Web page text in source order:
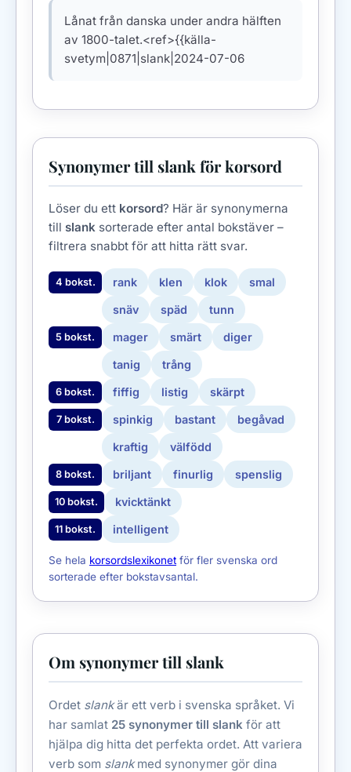
Lånat från danska under andra hälften
av 1800-talet.<ref>{{källa-
svetym|0871|slank|2024-07-06
Synonymer till slank för korsord
Löser du ett korsord? Här är synonymerna
till slank sorterade efter antal bokstäver –
filtrera snabbt för att hitta rätt svar.
4 bokst. rank klen klok smal
snäv späd tunn
5 bokst. mager smärt diger
tanig trång
6 bokst. fiffig listig skärpt
7 bokst. spinkig bastant begåvad
kraftig välfödd
8 bokst. briljant finurlig spenslig
10 bokst. kvicktänkt
11 bokst. intelligent
Se hela korsordslexikonet för fler svenska ord
sorterade efter bokstavsantal.
Om synonymer till slank
Ordet slankär ett verb i svenska språket. Vi
har samlat 25 synonymer till slank för att
hjälpa dig hitta det perfekta ordet. Att variera
verb som slankmed synonymer gör dina